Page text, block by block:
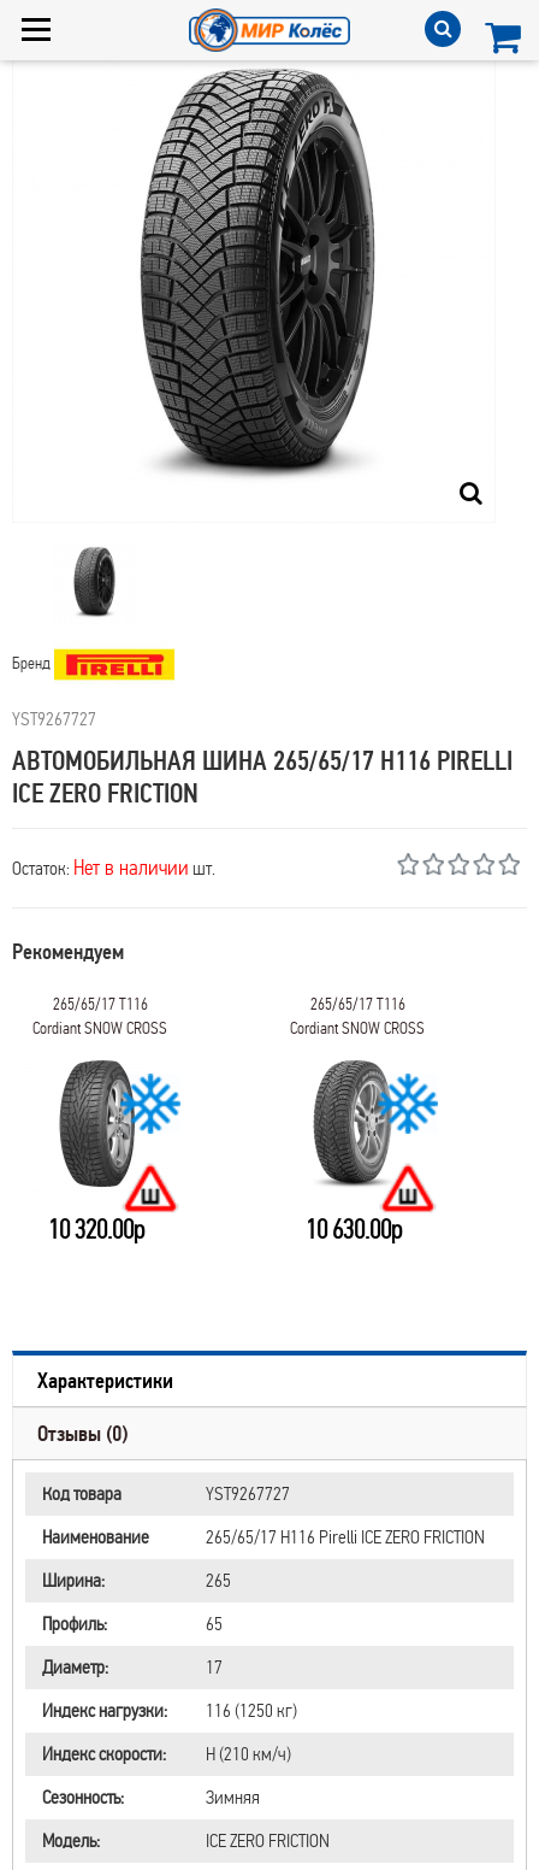
Бренд
YST9267727
АВТОМОБИЛЬНАЯ ШИНА 265/65/17 H116 PIRELLI
ICE ZERO FRICTION
Остаток: Нет в наличии шт.
Рекомендуем
265/65/17 T116
Cordiant SNOW CROSS
10 320.00р
265/65/17 T116
Cordiant SNOW CROSS
10 630.00р
Характеристики
Отзывы (0)
Код товара
YST9267727
Наименование
265/65/17 H116 Pirelli ICE ZERO FRICTION
Ширина:
265
Профиль:
65
Диаметр:
17
Индекс нагрузки:
116 (1250 кг)
Индекс скорости:
H (210 км/ч)
Сезонность:
Зимняя
Модель:
ICE ZERO FRICTION